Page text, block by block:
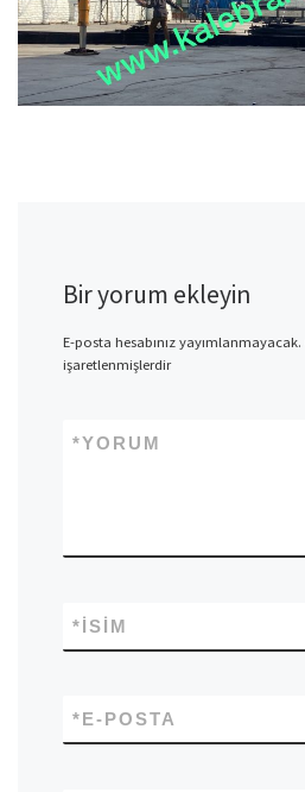
Bir yorum ekleyin
E-posta hesabınız yayımlanmayacak.
işaretlenmişlerdir
YORUM
*
İSIM
*
E-POSTA
*